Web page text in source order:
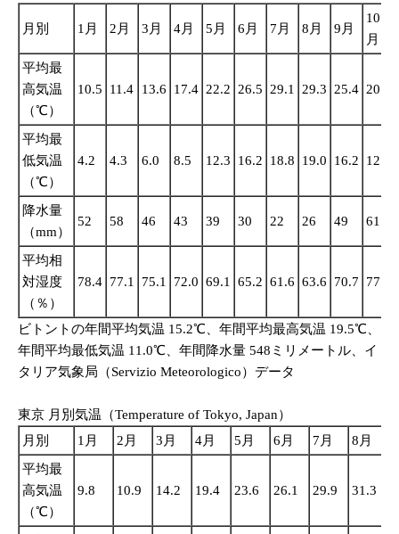
月別 1月 2月 3月 4月 5月 6月 7月 8月 9月
10
月
平均最
高気温
（℃）
10.5 11.4 13.6 17.4 22.2 26.5 29.1 29.3 25.4 20.2
平均最
低気温
（℃）
4.2 4.3 6.0 8.5 12.3 16.2 18.8 19.0 16.2 12.4
降水量
（mm）
52 58 46 43 39 30 22 26 49 61
平均相
対湿度
（％）
78.4 77.1 75.1 72.0 69.1 65.2 61.6 63.6 70.7 77.3
ビトントの年間平均気温 15.2℃、年間平均最高気温 19.5℃、
年間平均最低気温 11.0℃、年間降水量 548ミリメートル、イ
タリア気象局（Servizio Meteorologico）データ
東京 月別気温（Temperature of Tokyo, Japan）
月別
1月 2月 3月 4月 5月 6月 7月 8月
平均最
高気温
（℃）
9.8 10.9 14.2 19.4 23.6 26.1 29.9 31.3